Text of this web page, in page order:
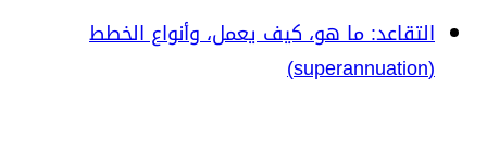
التقاعد: ما هو، كيف يعمل، وأنواع الخطط
(superannuation)